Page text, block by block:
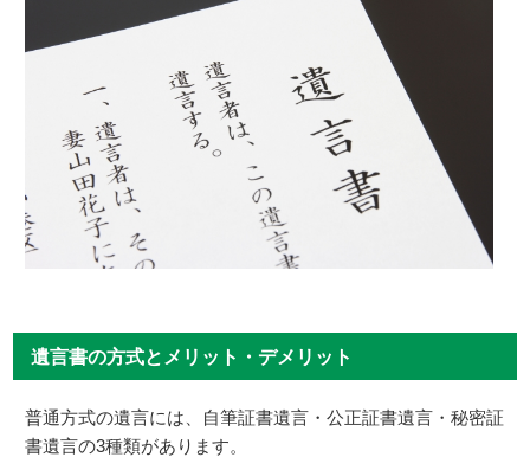
遺言書の方式とメリット・デメリット
普通方式の遺言には、自筆証書遺言・公正証書遺言・秘密証
書遺言の3種類があります。